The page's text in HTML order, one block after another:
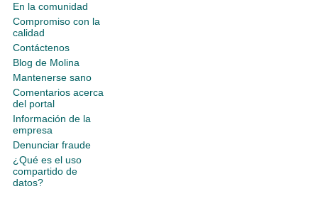
En la comunidad
Compromiso con la
calidad
Contáctenos
Blog de Molina
Mantenerse sano
Comentarios acerca
del portal
Información de la
empresa
Denunciar fraude
¿Qué es el uso
compartido de
datos?